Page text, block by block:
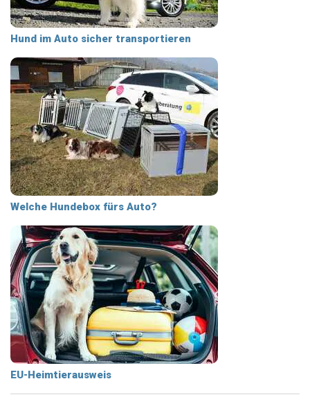
Hund im Auto sicher transportieren
Welche Hundebox fürs Auto?
EU-Heimtierausweis